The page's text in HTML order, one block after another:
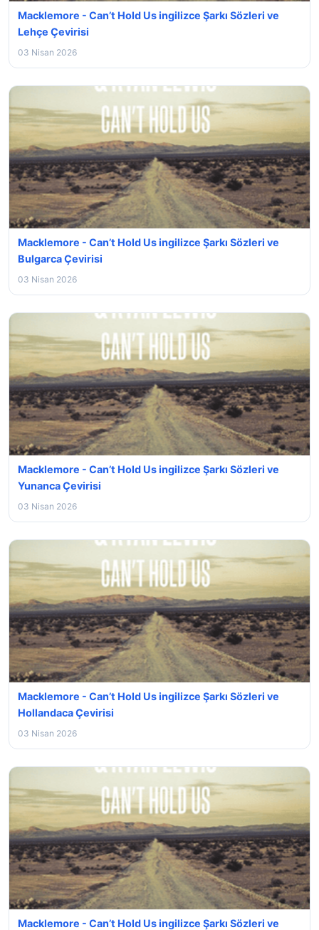
Macklemore - Can’t Hold Us ingilizce Şarkı Sözleri ve
Lehçe Çevirisi
03 Nisan 2026
Macklemore - Can’t Hold Us ingilizce Şarkı Sözleri ve
Bulgarca Çevirisi
03 Nisan 2026
Macklemore - Can’t Hold Us ingilizce Şarkı Sözleri ve
Yunanca Çevirisi
03 Nisan 2026
Macklemore - Can’t Hold Us ingilizce Şarkı Sözleri ve
Hollandaca Çevirisi
03 Nisan 2026
Macklemore - Can’t Hold Us ingilizce Şarkı Sözleri ve